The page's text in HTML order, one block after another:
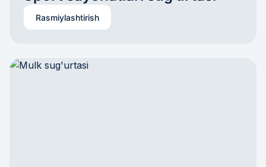
Rasmiylashtirish